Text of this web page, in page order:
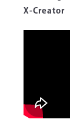
X-Creator